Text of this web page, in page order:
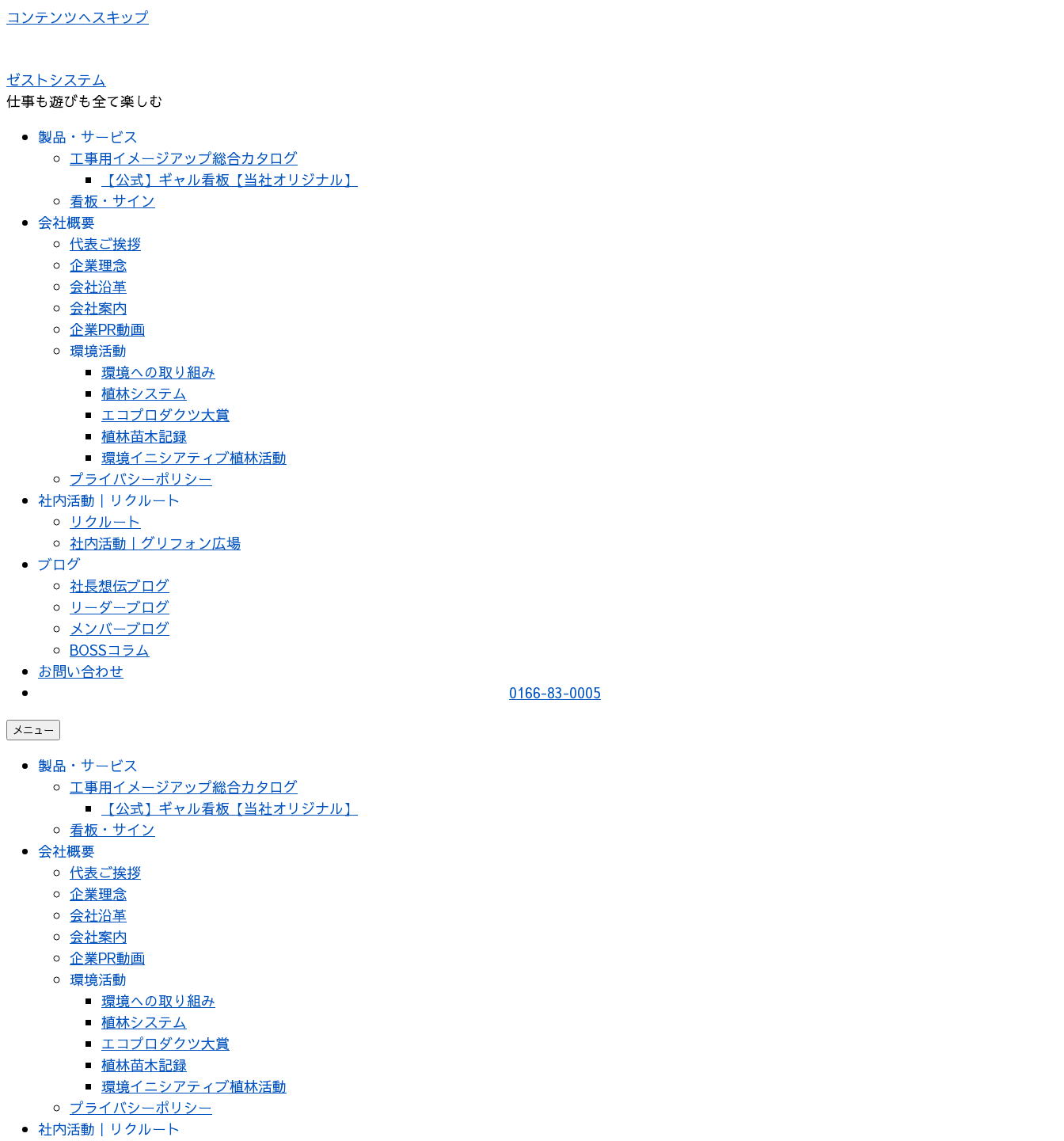
コンテンツへスキップ
ゼストシステム
仕事も遊びも全て楽しむ
製品・サービス
工事用イメージアップ総合カタログ
【公式】ギャル看板【当社オリジナル】
看板・サイン
会社概要
代表ご挨拶
企業理念
会社沿革
会社案内
企業PR動画
環境活動
環境への取り組み
植林システム
エコプロダクツ大賞
植林苗木記録
環境イニシアティブ植林活動
プライバシーポリシー
社内活動｜リクルート
リクルート
社内活動｜グリフォン広場
ブログ
社長想伝ブログ
リーダーブログ
メンバーブログ
BOSSコラム
お問い合わせ
0166-83-0005
メニュー
製品・サービス
工事用イメージアップ総合カタログ
【公式】ギャル看板【当社オリジナル】
看板・サイン
会社概要
代表ご挨拶
企業理念
会社沿革
会社案内
企業PR動画
環境活動
環境への取り組み
植林システム
エコプロダクツ大賞
植林苗木記録
環境イニシアティブ植林活動
プライバシーポリシー
社内活動｜リクルート